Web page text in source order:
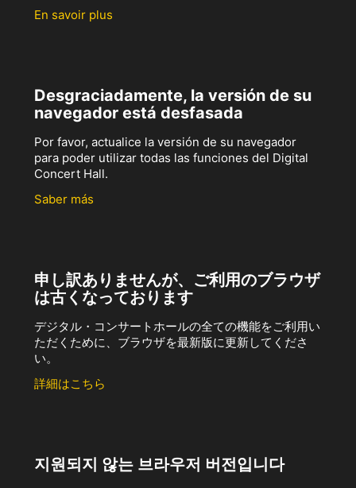
En savoir plus
Desgraciadamente, la versión de su
navegador está desfasada
Por favor, actualice la versión de su navegador
para poder utilizar todas las funciones del Digital
Concert Hall.
Saber más
申し訳ありませんが、ご利用のブラウザ
は古くなっております
デジタル・コンサートホールの全ての機能をご利用い
ただくために、ブラウザを最新版に更新してくださ
い。
詳細はこちら
지원되지 않는 브라우저 버전입니다